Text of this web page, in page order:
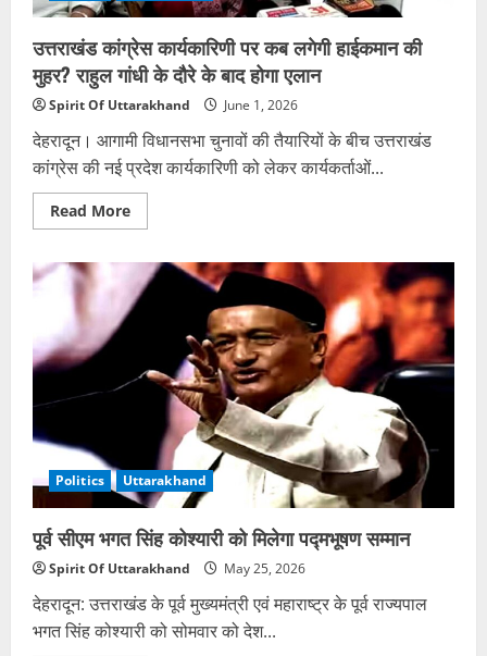
उत्तराखंड कांग्रेस कार्यकारिणी पर कब लगेगी हाईकमान की
मुहर? राहुल गांधी के दौरे के बाद होगा एलान
Spirit Of Uttarakhand June 1, 2026
देहरादून। आगामी विधानसभा चुनावों की तैयारियों के बीच उत्तराखंड
कांग्रेस की नई प्रदेश कार्यकारिणी को लेकर कार्यकर्ताओं...
Read MoreRead
more
कांग्रेस
कार्यकारिणी
पर
कब
मुहर?
बाद
होगा
एलान
Politics Uttarakhand
पूर्व सीएम भगत सिंह कोश्यारी को मिलेगा पद्मभूषण सम्मान
Spirit Of Uttarakhand May 25, 2026
देहरादून: उत्तराखंड के पूर्व मुख्यमंत्री एवं महाराष्ट्र के पूर्व राज्यपाल
भगत सिंह कोश्यारी को सोमवार को देश...